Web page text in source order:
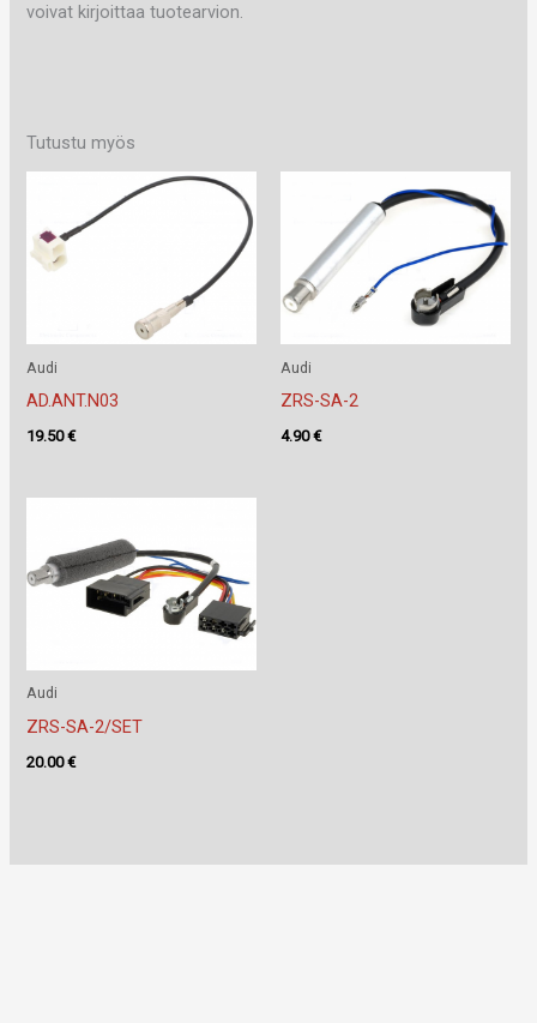
voivat kirjoittaa tuotearvion.
Tutustu myös
Audi
AD.ANT.N03
19.50€
Audi
ZRS-SA-2
4.90€
Audi
ZRS-SA-2/SET
20.00€